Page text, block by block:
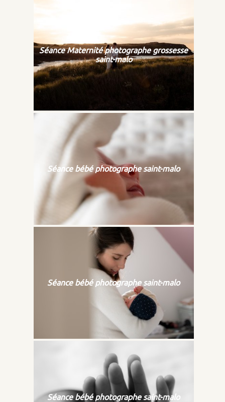
Séance Maternité photographe grossesse
saint-malo
Séance bébé photographe saint-malo
Séance bébé photographe saint-malo
Séance bébé photographe saint-malo